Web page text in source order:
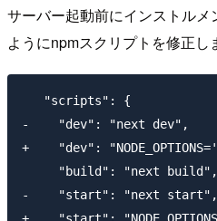
サーバー起動前にインストル
ようにnpmスクリプトを修正し
   "scripts": {
-    "dev": "next dev",
+    "dev":
     "build": "next build",
-    "start": "next start",